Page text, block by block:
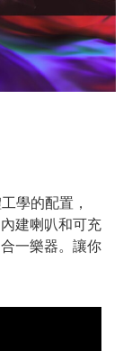
學的配置，
建喇叭和可充
一樂器。讓你